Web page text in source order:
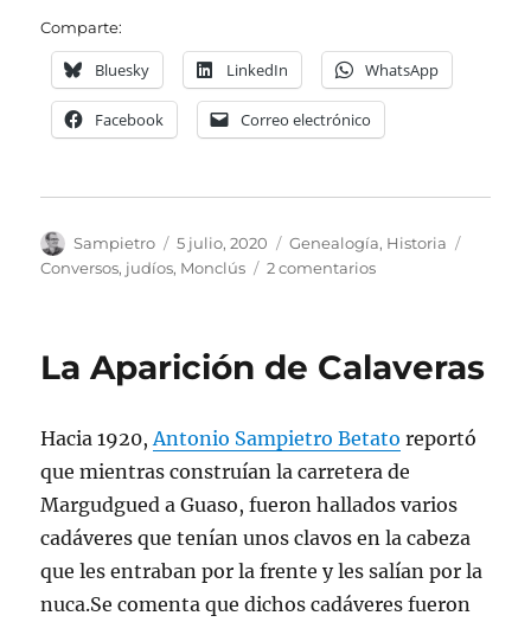
Comparte:
Bluesky LinkedIn WhatsApp
Facebook Correo electrónico
Autor
Sampietro
Publicado
el
5 julio, 2020 Categorías
Genealogía, Historia
Conversos, judíos, Monclús 2 comentariosen
el
apellido
Sampietro
el
Sobrarbe
La Aparición de Calaveras
Hacia 1920,Antonio Sampietro Betato reportó
que mientras construían la carretera de
Margudgued a Guaso, fueron hallados varios
cadáveres que tenían unos clavos en la cabeza
que les entraban por la frente y les salían por la
nuca.Se comenta que dichos cadáveres fueron